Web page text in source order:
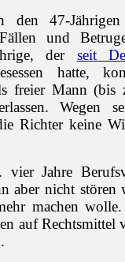
den 47-Jährigen
und
der seit
hatte,
freier Mann
Wegen
Richter keine
vier Jahre
aber nicht stören
machen
auf Rechtsmittel